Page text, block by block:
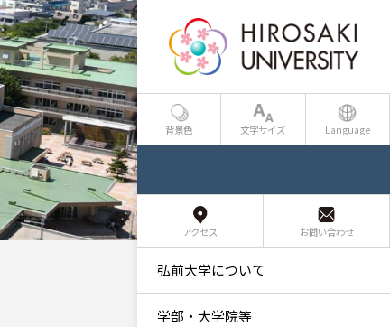
背景色 文字サイズ Language
アクセス お問い合わせ
弘前大学について
学部・大学院等